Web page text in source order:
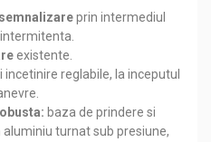
prin intermediul
existente.
incetinire reglabile, la inceputul
baza de prindere si
turnat sub presiune,